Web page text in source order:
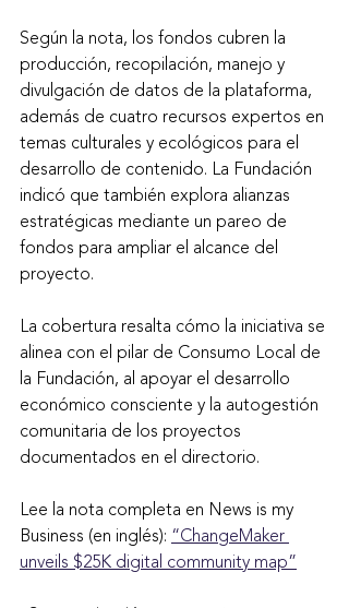
Según la nota, los fondos cubren la
producción, recopilación, manejo y
divulgación de datos de la plataforma,
además de cuatro recursos expertos en
temas culturales y ecológicos para el
desarrollo de contenido. La Fundación
indicó que también explora alianzas
estratégicas mediante un pareo de
fondos para ampliar el alcance del
proyecto.
La cobertura resalta cómo la iniciativa se
alinea con el pilar de Consumo Local de
la Fundación, al apoyar el desarrollo
económico consciente y la autogestión
comunitaria de los proyectos
documentados en el directorio.
Lee la nota completa en News is my
Business (en inglés): “ChangeMaker
unveils $25K digital community map”